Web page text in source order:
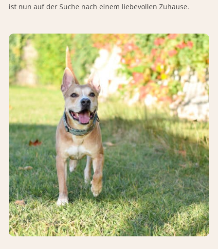
ist nun auf der Suche nach einem liebevollen Zuhause.